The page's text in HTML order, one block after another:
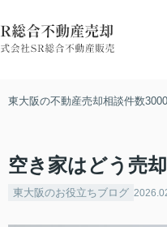
東大阪の不動産売却相談件数
空き家はどう売
東大阪のお役立ちブログ